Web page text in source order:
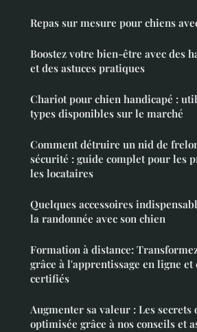
Repas sur mesure pour chiens
Boostez votre bien-être avec des
et des astuces pratiques
Chariot pour chien handicapé :
types disponibles sur le marché
Comment détruire un nid de
sécurité : guide complet pour les
les locataires
Quelques accessoires
la randonnée avec son chien
Formation à distance:
grâce à l'apprentissage en ligne et
certifiés
Augmenter sa valeur : Les secrets
optimisée grâce à nos conseils et